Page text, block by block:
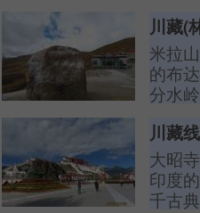
川藏(
米拉
的布
分水
川藏
大昭
印度
千古